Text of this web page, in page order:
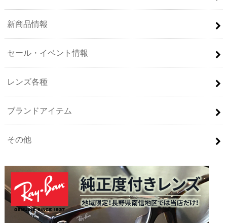
新商品情報
セール・イベント情報
レンズ各種
ブランドアイテム
その他